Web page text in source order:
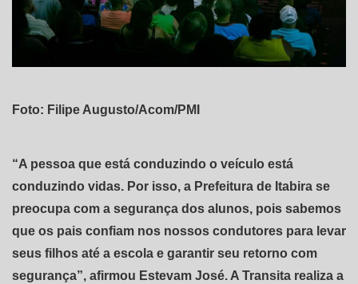
Foto: Filipe Augusto/Acom/PMI
“A pessoa que está conduzindo o veículo está
conduzindo vidas. Por isso, a Prefeitura de Itabira se
preocupa com a segurança dos alunos, pois sabemos
que os pais confiam nos nossos condutores para levar
seus filhos até a escola e garantir seu retorno com
segurança”, afirmou Estevam José. A Transita realiza a